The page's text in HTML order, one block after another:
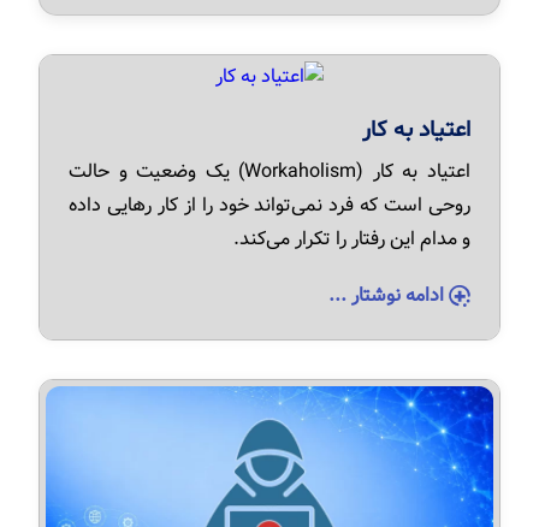
اعتیاد به کار
اعتیاد به کار (Workaholism) یک وضعیت و حالت
روحی است که فرد نمی‌تواند خود را از کار رهایی داده
و مدام این رفتار را تکرار می‌کند.
ادامه نوشتار ...